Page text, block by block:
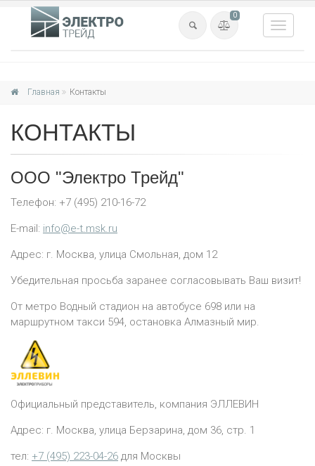
Toggle
0
Главная Контакты
КОНТАКТЫ
ООО "Электро Трейд"
Телефон: +7 (495) 210-16-72
E-mail: info@e-t.msk.ru
Адрес: г. Москва, улица Смольная, дом 12
Убедительная просьба заранее согласовывать Ваш визит!
От метро Водный стадион на автобусе 698 или на
маршрутном такси 594, остановка Алмазный мир.
Официальный представитель, компания ЭЛЛЕВИН
Адрес: г. Москва, улица Берзарина, дом 36, стр. 1
тел: +7 (495) 223-04-26 для Москвы